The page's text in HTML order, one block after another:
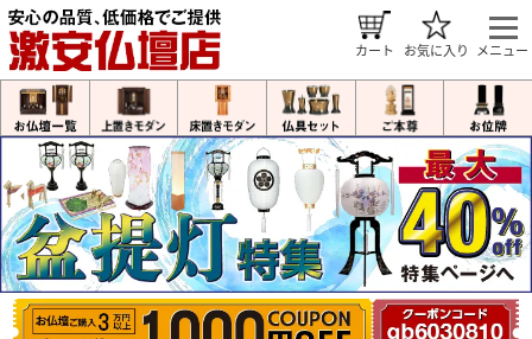
メニュー
お気に入り
カート